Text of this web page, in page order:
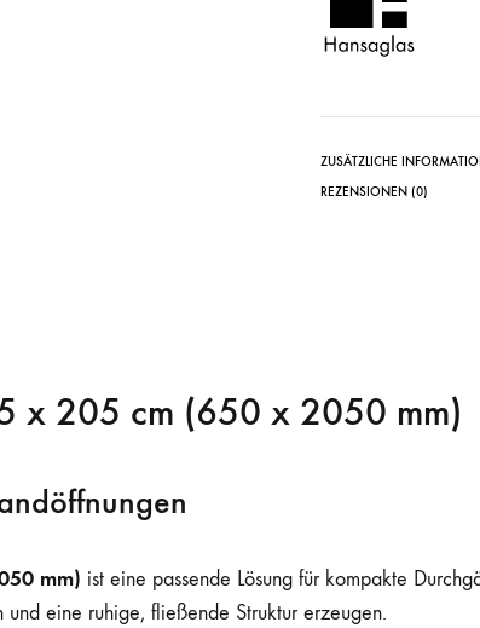
ZUSÄTZLICHE
REZENSIONEN (0)
x 205 cm (650 x 2050 mm)
mm) ist eine passende Lösung für kompakte
eine ruhige, fließende Struktur erzeugen.